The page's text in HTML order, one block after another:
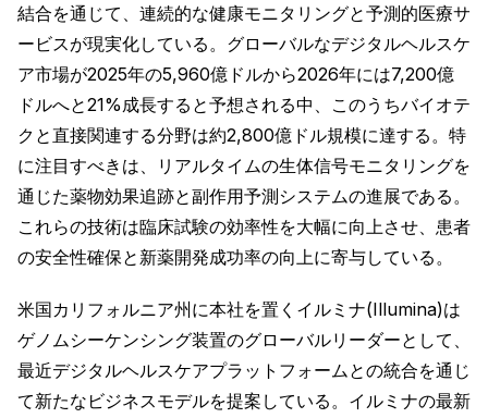
結合を通じて、連続的な健康モニタリングと予測的医療サ
ービスが現実化している。グローバルなデジタルヘルスケ
ア市場が2025年の5,960億ドルから2026年には7,200億
ドルへと21%成長すると予想される中、このうちバイオテ
クと直接関連する分野は約2,800億ドル規模に達する。特
に注目すべきは、リアルタイムの生体信号モニタリングを
通じた薬物効果追跡と副作用予測システムの進展である。
これらの技術は臨床試験の効率性を大幅に向上させ、患者
の安全性確保と新薬開発成功率の向上に寄与している。
米国カリフォルニア州に本社を置くイルミナ(Illumina)は
ゲノムシーケンシング装置のグローバルリーダーとして、
最近デジタルヘルスケアプラットフォームとの統合を通じ
て新たなビジネスモデルを提案している。イルミナの最新